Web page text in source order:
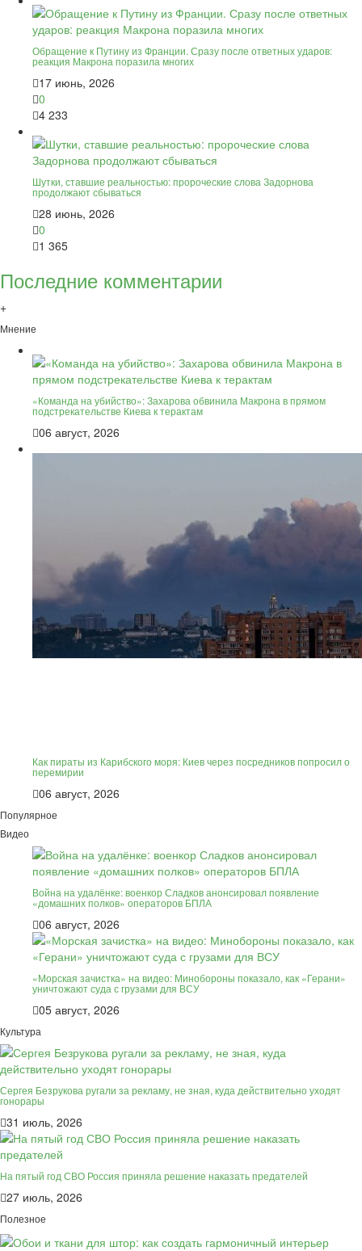
Обращение к Путину из Франции. Сразу после ответных ударов:
реакция Макрона поразила многих
17 июнь, 2026
0
4 233
Шутки, ставшие реальностью: пророческие слова Задорнова
продолжают сбываться
28 июнь, 2026
0
1 365
Последние комментарии
+
Мнение
«Команда на убийство»: Захарова обвинила Макрона в прямом
подстрекательстве Киева к терактам
06 август, 2026
Как пираты из Карибского моря: Киев через посредников попросил о
перемирии
06 август, 2026
Популярное
Видео
Война на удалёнке: военкор Сладков анонсировал появление
«домашних полков» операторов БПЛА
06 август, 2026
«Морская зачистка» на видео: Минобороны показало, как «Герани»
уничтожают суда с грузами для ВСУ
05 август, 2026
Культура
Сергея Безрукова ругали за рекламу, не зная, куда действительно уходят
гонорары
31 июль, 2026
На пятый год СВО Россия приняла решение наказать предателей
27 июль, 2026
Полезное